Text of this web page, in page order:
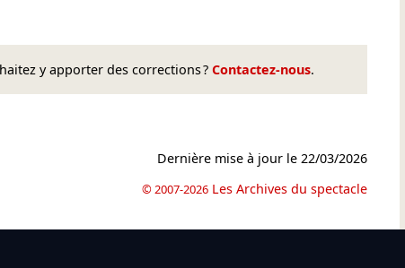
y apporter des corrections ? Contactez-nous.
Dernière mise à jour le22/03/2026
© 2007-2026 Les Archives du spectacle